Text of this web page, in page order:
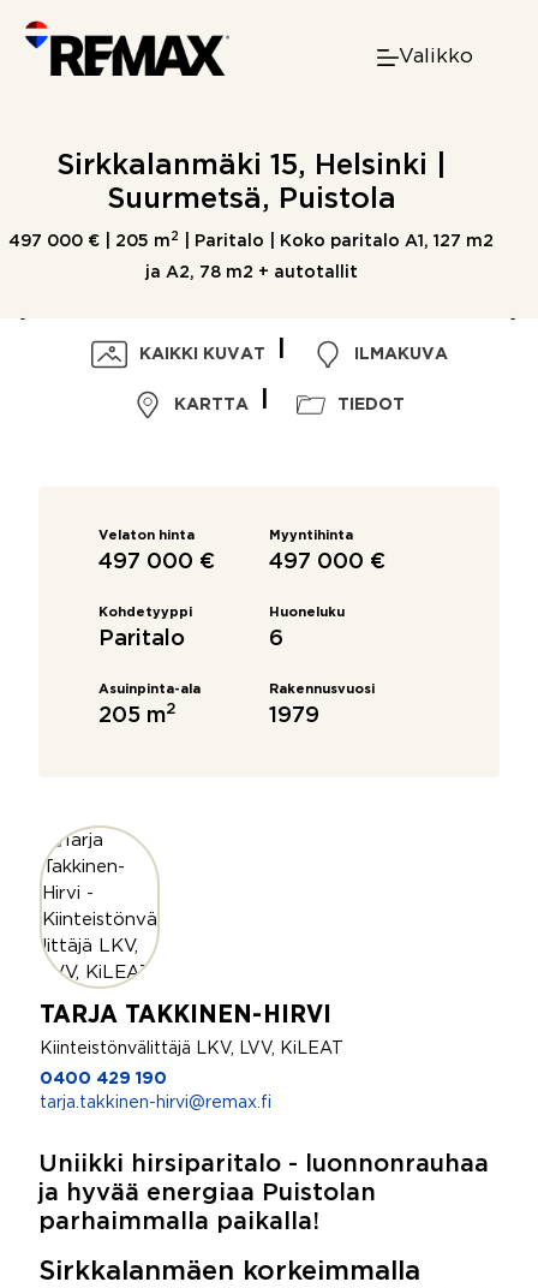
content
Valikko
Sirkkalanmäki 15, Helsinki |
Suurmetsä, Puistola
497 000 € | 205 m 2 | Paritalo | Koko paritalo A1, 127 m2
ja A2, 78 m2 + autotallit
KAIKKI KUVAT ILMAKUVA
KARTTA TIEDOT
Velaton hinta
497 000 €
Myyntihinta
497 000 €
Kohdetyyppi
Paritalo
Huoneluku
6
Asuinpinta-ala
205 m2
Rakennusvuosi
1979
TARJA TAKKINEN-HIRVI
Kiinteistönvälittäjä LKV, LVV, KiLEAT
0400 429 190
tarja.takkinen-hirvi@remax.fi
Uniikki hirsiparitalo - luonnonrauhaa
ja hyvää energiaa Puistolan
parhaimmalla paikalla!
Sirkkalanmäen korkeimmalla